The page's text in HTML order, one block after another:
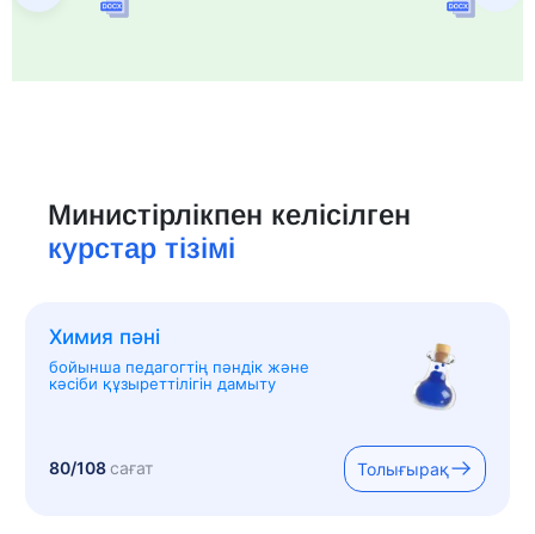
Министірлікпен келісілген
курстар тізімі
Химия пәні
бойынша педагогтің пәндік және
кәсіби құзыреттілігін дамыту
80/108сағат Толығырақ